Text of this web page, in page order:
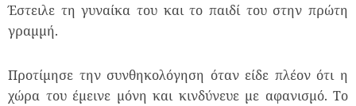
Έστειλε τη γυναίκα του και το παιδί του στην πρώτη
γραμμή.
Προτίμησε την συνθηκολόγηση όταν είδε πλέον ότι η
χώρα του έμεινε μόνη και κινδύνευε με αφανισμό. Το